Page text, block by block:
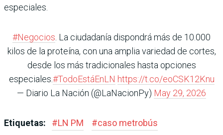
especiales.
#Negocios . La ciudadanía dispondrá más de 10.000
kilos de la proteína, con una amplia variedad de cortes,
desde los más tradicionales hasta opciones
especiales.#TodoEstáEnLN https://t.co/eoCSK12Knu
— Diario La Nación (@LaNacionPy) May 29, 2026
Etiquetas: #LN PM #caso metrobús